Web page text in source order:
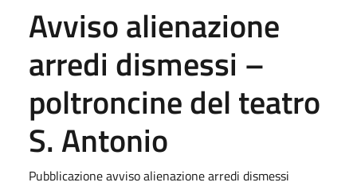
Avviso alienazione
arredi dismessi –
poltroncine del teatro
S. Antonio
Pubblicazione avviso alienazione arredi dismessi